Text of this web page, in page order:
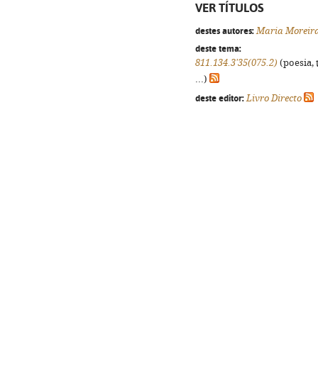
VER TÍTULOS
destes autores: Maria
deste tema:
811.134.3'35(075.2) (poesia,
...)
deste editor: Livro Directo